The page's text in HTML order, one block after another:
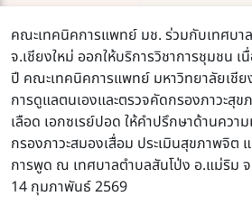
คณะเทคนิคการแพทย์ มช. ร่วมกับเทศบา
จ.เชียงใหม่ ออกให้บริการวิชาการชุมชน เ
ปี คณะเทคนิคการแพทย์ มหาวิทยาลัยเชีย
การดูแลตนเองและตรวจคัดกรองภาวะสุข
เลือด เอกซเรย์ปอด ให้คำปรึกษาด้านควา
กรองภาวะสมองเสื่อม ประเมินสุขภาพจิต
การพูด ณ เทศบาลตำบลสันโป่ง อ.แม่ริม
14 กุมภาพันธ์ 2569